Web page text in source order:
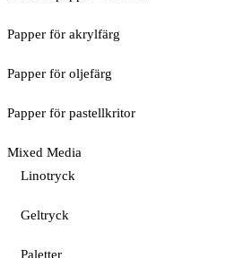
Papper för akrylfärg
Papper för oljefärg
Papper för pastellkritor
Mixed Media
Linotryck
Geltryck
Paletter